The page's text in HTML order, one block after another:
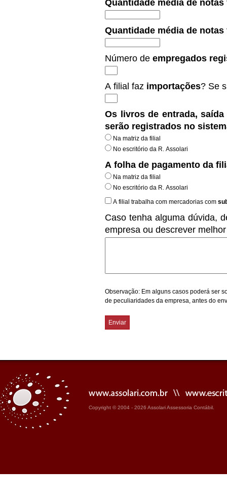
Quantidade média de
Quantidade média de
Número de empregados
A filial faz importações? Se
Os livros de entrada,
serão registrados no
Na matriz da filial
No escritório da R. Assolari
A folha de pagamento da
Na matriz da filial
No escritório da R. Assolari
A filial trabalha com mercadorias com
Caso tenha alguma dúvida,
empresa ou descrever
Observação: Em alguns casos poderá ser
de peculiaridades da empresa, antes do
Enviar
Copyright © 2004 - 2026 Assolari Assessoria Contábil.